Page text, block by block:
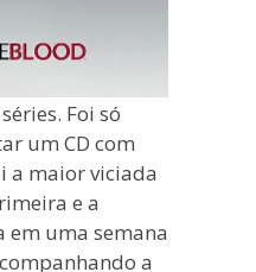
Foi só
um CD com
a maior viciada
e a
uma semana
a